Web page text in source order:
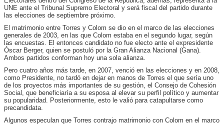
UNE ante el Tribunal Supremo Electoral y será fiscal del partido durante
las elecciones de septiembre próximo.
El matrimonio entre Torres y Colom se dio en el marco de las elecciones
generales de 2003, en las que Colom estaba en el segundo lugar, según
las encuestas. El entonces candidato no fue electo ante el expresidente
Óscar Berger, quien se postuló por la Gran Alianza Nacional (Gana).
Ambos partidos conforman hoy una sola alianza.
Pero cuatro años más tarde, en 2007, venció en las elecciones y en 2008,
como Presidente, no tardó en dejar en manos de Torres el que sería uno
de los proyectos más importantes de su gestión, el Consejo de Cohesión
Social, que beneficiaría a su esposa al elevar su perfil político y aumentar
su popularidad. Posteriormente, esto le valió para catapultarse como
precandidata.
Algunos especulan que Torres contrajo matrimonio con Colom en el marco